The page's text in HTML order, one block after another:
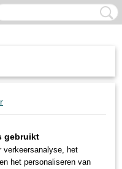
gebruikt
verkeersanalyse, het
het personaliseren van